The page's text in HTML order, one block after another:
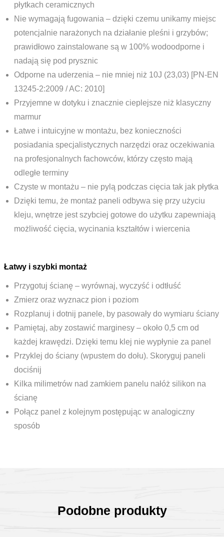
płytkach ceramicznych
Nie wymagają fugowania – dzięki czemu unikamy miejsc
potencjalnie narażonych na działanie pleśni i grzybów;
prawidłowo zainstalowane są w 100% wodoodporne i
nadają się pod prysznic
Odporne na uderzenia – nie mniej niż 10J (23,03) [PN-EN
13245-2:2009 / AC: 2010]
Przyjemne w dotyku i znacznie cieplejsze niż klasyczny
marmur
Łatwe i intuicyjne w montażu, bez konieczności
posiadania specjalistycznych narzędzi oraz oczekiwania
na profesjonalnych fachowców, którzy często mają
odległe terminy
Czyste w montażu – nie pylą podczas cięcia tak jak płytka
Dzięki temu, że montaż paneli odbywa się przy użyciu
kleju, wnętrze jest szybciej gotowe do użytku zapewniają
możliwość cięcia, wycinania kształtów i wiercenia
Łatwy i szybki montaż
Przygotuj ścianę – wyrównaj, wyczyść i odtłuść
Zmierz oraz wyznacz pion i poziom
Rozplanuj i dotnij panele, by pasowały do wymiaru ściany
Pamiętaj, aby zostawić marginesy – około 0,5 cm od
każdej krawędzi. Dzięki temu klej nie wypłynie za panel
Przyklej do ściany (wpustem do dołu). Skoryguj paneli
dociśnij
Kilka milimetrów nad zamkiem panelu nałóż silikon na
ścianę
Połącz panel z kolejnym postępując w analogiczny
sposób
Podobne produkty